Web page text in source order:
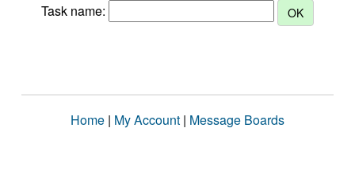
Task name:
Home | My Account | Message Boards